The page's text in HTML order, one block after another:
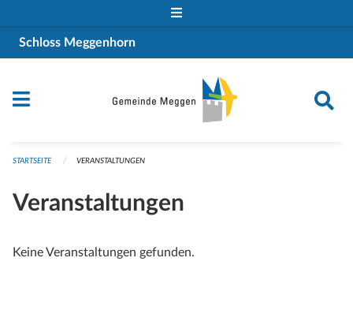
Schloss Meggenhorn
STARTSEITE VERANSTALTUNGEN
Veranstaltungen
Keine Veranstaltungen gefunden.